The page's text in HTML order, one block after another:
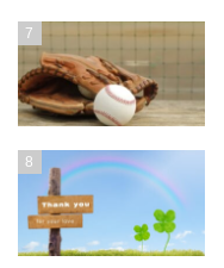
7
8